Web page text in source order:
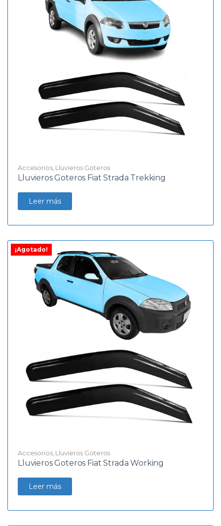
Accesorios, Lluvieros Goteros
Lluvieros Goteros Fiat Strada Trekking
Leer más
¡Agotado!
Accesorios, Lluvieros Goteros
Lluvieros Goteros Fiat Strada Working
Leer más